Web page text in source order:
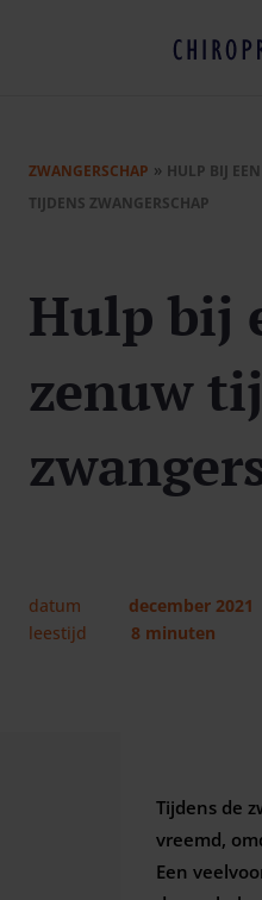
ZWANGERSCHAP » HULP BIJ
TIJDENS ZWANGERSCHAP
Hulp bij
zenuw
datum
december 2021
leestijd
8 minuten
Tijdens de
vreemd,
Een